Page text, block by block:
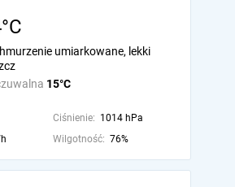
15°C
umiarkowane, lekki
Ciśnienie: 1014 hPa
Wilgotność: 76%